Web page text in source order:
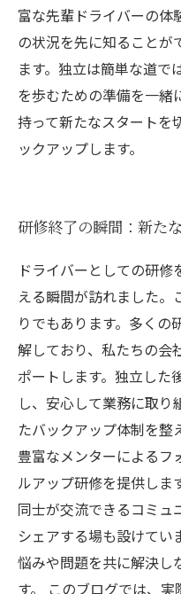
富な先輩ドライバーの体
の状況を先に知ることが
ます。独立は簡単な道で
を歩むための準備を一緒
持って新たなスタートを
ックアップします。
研修終了の瞬間：新た
ドライバーとしての研
える瞬間が訪れました。
りでもあります。多くの
解しており、私たちの会
ポートします。独立した
し、安心して業務に取り
たバックアップ体制を整
豊富なメンターによるフ
ルアップ研修を提供しま
同士が交流できるコミュ
シェアする場も設けてい
悩みや問題を共に解決し
す。 このブログでは、